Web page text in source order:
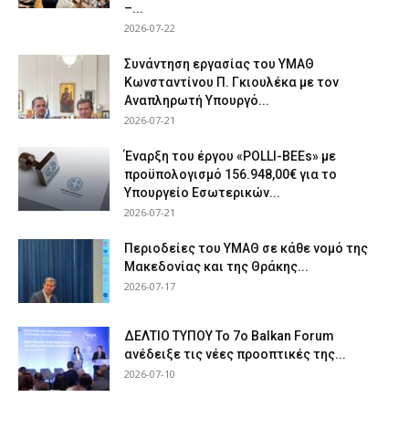
–...
2026-07-22
Συνάντηση εργασίας του ΥΜΑΘ
Κωνσταντίνου Π. Γκιουλέκα με τον
Αναπληρωτή Υπουργό...
2026-07-21
Έναρξη του έργου «POLLI-BEEs» με
προϋπολογισμό 156.948,00€ για το
Υπουργείο Εσωτερικών...
2026-07-21
Περιοδείες του ΥΜΑΘ σε κάθε νομό της
Μακεδονίας και της Θράκης...
2026-07-17
ΔΕΛΤΙΟ ΤΥΠΟΥ Το 7ο Balkan Forum
ανέδειξε τις νέες προοπτικές της...
2026-07-10